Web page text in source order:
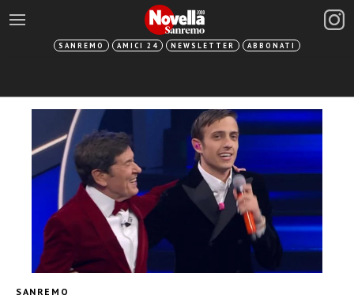
SANREMO AMICI 24 NEWSLETTER ABBONATI
SANREMO